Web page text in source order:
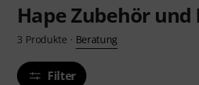
Hape Zubehör
3 Produkte · Beratung
Filter